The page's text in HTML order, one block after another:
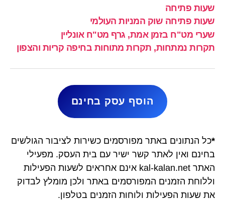
שעות פתיחה
שעות פתיחה שוק המניות העולמי
שערי מט"ח בזמן אמת, גרף מט"ח אונליין
תקרות נמתחות, תקרות מתוחות בחיפה קריות והצפון
הוסף עסק בחינם
*כל הנתונים באתר מפורסמים כשירות לציבור הגולשים
בחינם ואין לאתר קשר ישיר עם בית העסק. מפעילי
האתר kal-kalan.net אינם אחראים לשעות הפעילות
וללוחת הזמנים המפורסמים באתר ולכן מומלץ לבדוק
את שעות הפעילות ולוחות הזמנים בטלפון.